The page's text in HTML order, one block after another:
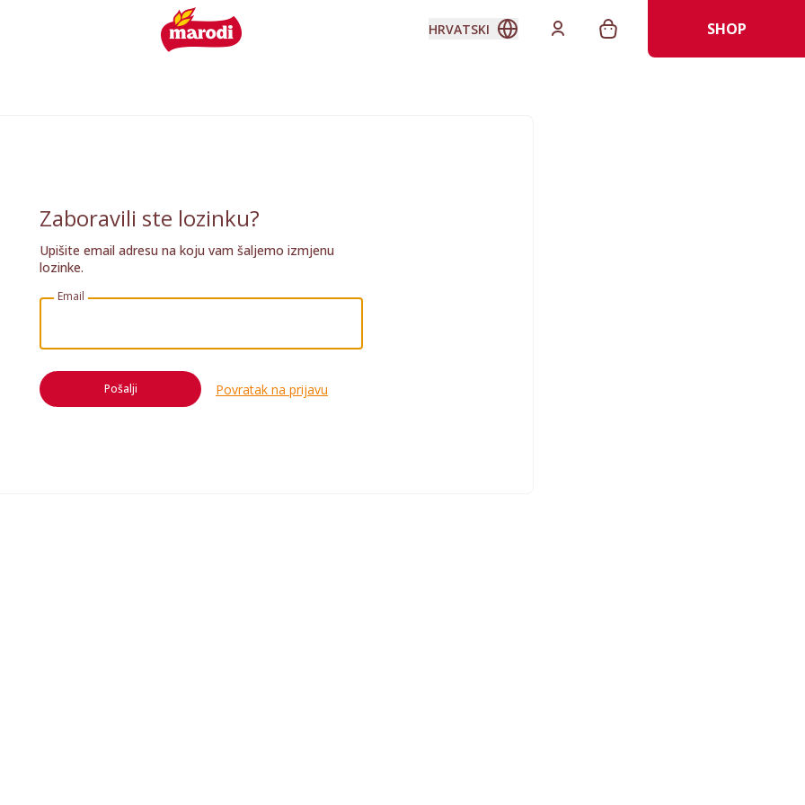
HRVATSKI SHOP
Zaboravili ste lozinku?
Upišite email adresu na koju vam šaljemo izmjenu
lozinke.
Email
Pošalji Povratak na prijavu